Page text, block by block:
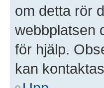
om detta rör
webbplatsen
för hjälp.
kan